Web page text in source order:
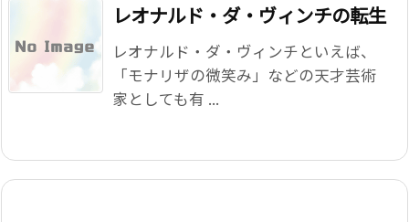
レオナルド・ダ・ヴィンチの転生
レオナルド・ダ・ヴィンチといえば、
「モナリザの微笑み」などの天才芸術
家としても有 ...